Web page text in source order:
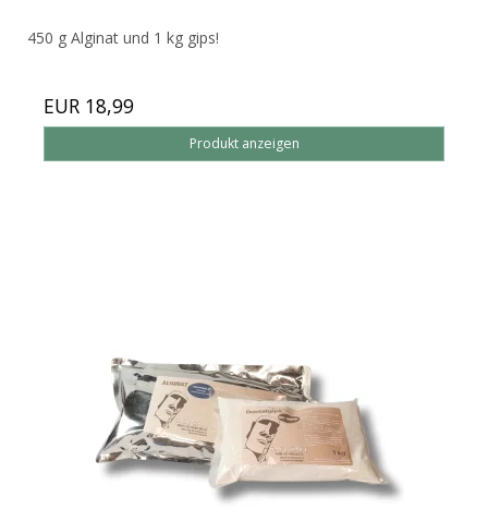
450 g Alginat und 1 kg gips!
EUR 18,99
Produkt anzeigen